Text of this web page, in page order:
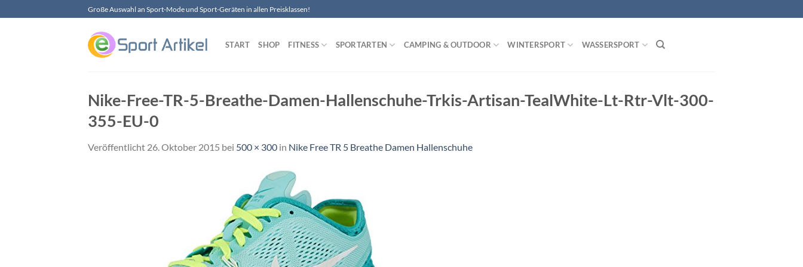
Inhalt
Große Auswahl an Sport-Mode und Sport-Geräten in allen Preisklassen!
START SHOP FITNESS SPORTARTEN CAMPING & OUTDOOR WINTERSPORT WASSERSPORT
Nike-Free-TR-5-Breathe-Damen-Hallenschuhe-Trkis-Artisan-TealWhite-Lt-Rtr-Vlt-300-
355-EU-0
Veröffentlicht 26. Oktober 2015 bei 500 × 300 in Nike Free TR 5 Breathe Damen Hallenschuhe